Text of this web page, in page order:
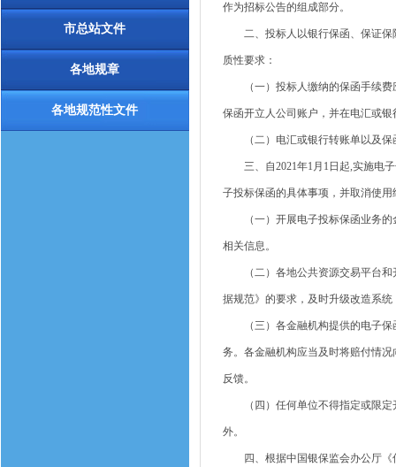
市总站文件
各地规章
各地规范性文件
作为招标公告的组成部分。
二、投标人以银行保函、保证保
质性要求：
（一）投标人缴纳的保函手续费
保函开立人公司账户，并在电汇或
（二）电汇或银行转账单以及保
三、自2021年1月1日起,实施电子
子投标保函的具体事项，并取消使
（一）开展电子投标保函业务的
相关信息。
（二）各地公共资源交易平台和
据规范》的要求，及时升级改造系
（三）各金融机构提供的电子保
务。各金融机构应当及时将赔付情
反馈。
（四）任何单位不得指定或限定
外。
四、根据中国银保监会办公厅《